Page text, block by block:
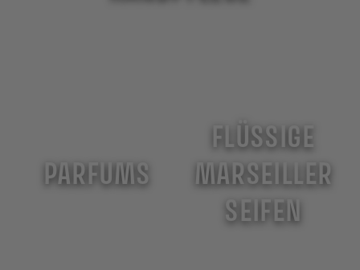
PARFUMS
FLÜSSIGE
MARSEILLER
SEIFEN